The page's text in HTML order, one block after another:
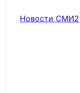
Новости СМИ2